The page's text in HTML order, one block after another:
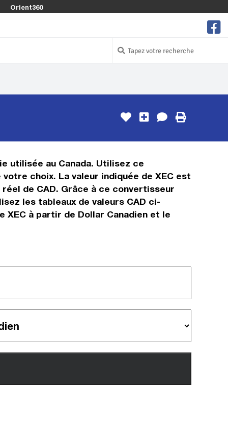
Orient360
utilisée au Canada. Utilisez ce
choix. La valeur indiquée de XEC est
de CAD. Grâce à ce convertisseur
les tableaux de valeurs CAD ci-
XEC à partir de Dollar Canadien et le